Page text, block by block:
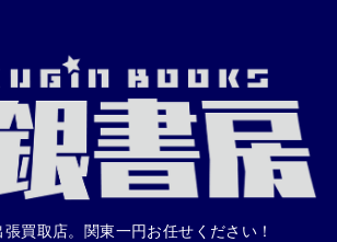
買取店。関東一円お任せください！